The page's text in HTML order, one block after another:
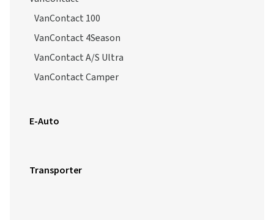
VanContact 100
VanContact 4Season
VanContact A/S Ultra
VanContact Camper
E-Auto
Transporter